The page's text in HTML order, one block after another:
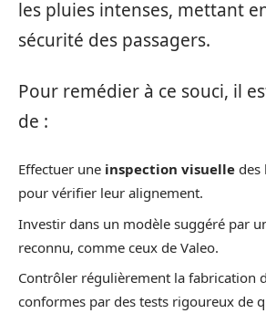
les pluies intenses, mettant
sécurité des passagers.
Pour remédier à ce souci, il
de :
Effectuer une inspection visuelle des
pour vérifier leur alignement.
Investir dans un modèle suggéré par
reconnu, comme ceux de Valeo.
Contrôler régulièrement la fabrication
conformes par des tests rigoureux de